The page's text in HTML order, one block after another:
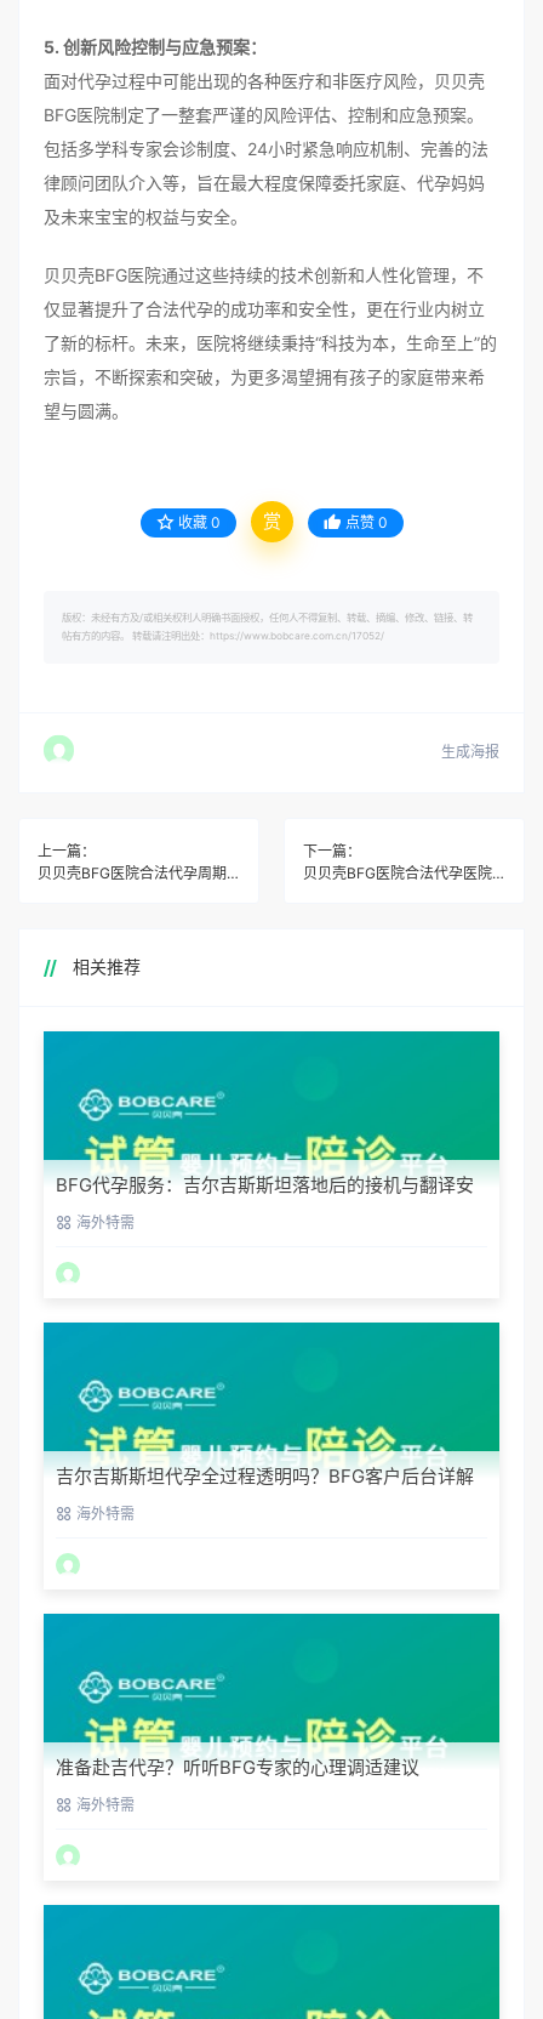
5. 创新风险控制与应急预案：
面对代孕过程中可能出现的各种医疗和非医疗风险，贝贝壳
BFG医院制定了一整套严谨的风险评估、控制和应急预案。
包括多学科专家会诊制度、24小时紧急响应机制、完善的法
律顾问团队介入等，旨在最大程度保障委托家庭、代孕妈妈
及未来宝宝的权益与安全。
贝贝壳BFG医院通过这些持续的技术创新和人性化管理，不
仅显著提升了合法代孕的成功率和安全性，更在行业内树立
了新的标杆。未来，医院将继续秉持“科技为本，生命至上”的
宗旨，不断探索和突破，为更多渴望拥有孩子的家庭带来希
望与圆满。
收藏 0 赏 点赞 0
版权：未经有方及/或相关权利人明确书面授权，任何人不得复制、转载、摘编、修改、链接、转
帖有方的内容。 转载请注明出处：https://www.bobcare.com.cn/17052/
生成海报
上一篇：
贝贝壳BFG医院合法代孕周期需要多久完成
下一篇：
贝贝壳BFG医院合法代孕医院选择指南
相关推荐
BFG代孕服务：吉尔吉斯斯坦落地后的接机与翻译安
排 海外特需
吉尔吉斯斯坦代孕全过程透明吗？BFG客户后台详解
海外特需
准备赴吉代孕？听听BFG专家的心理调适建议
海外特需